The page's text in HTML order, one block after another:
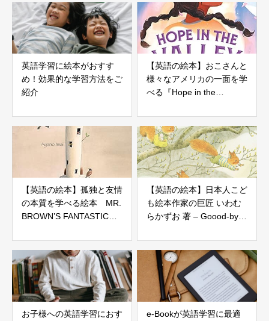
英語学習に絵本がおすす
め！効果的な学習方法をご
紹介
【英語の絵本】おこさんと
様々なアメリカの一面を学
べる『Hope in the
PERKINS レビュー
【英語の絵本】孤独と友情
の本質を学べる絵本 MR.
BROWN’S FANTASTIC
ュー
【英語の絵本】日本人こど
も絵本作家の巨匠 いわむ
らかずお 著 – Goood-bye,
ュー
お子様への英語学習におす
e-Bookが英語学習に最適